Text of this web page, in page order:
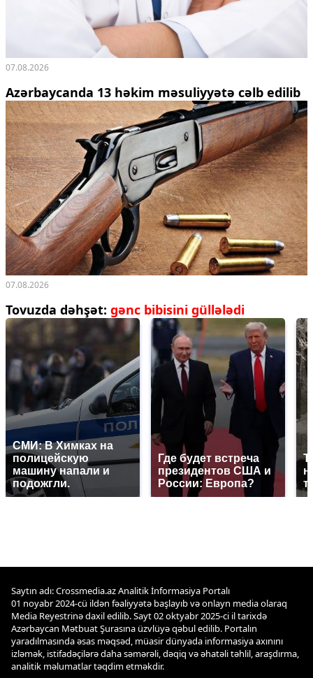
07.08.2026
Azərbaycanda 13 həkim məsuliyyətə cəlb edilib
07.08.2026
Tovuzda dəhşət: gənc bibisini güllələdi
СМИ: В Химках на
полицейскую
машину напали и
подожгли.
Где будет встреча
президентов США и
России: Европа?
Saytın adı: Crossmedia.az Analitik İnformasiya Portalı
01 noyabr 2024-cü ildən fəaliyyətə başlayıb və onlayn media olaraq
Media Reyestrinə daxil edilib. Sayt 02 oktyabr 2025-ci il tarixdə
Azərbaycan Mətbuat Şurasına üzvlüyə qəbul edilib. Portalın
yaradılmasında əsas məqsəd, müasir dünyada informasiya axınını
izləmək, istifadəçilərə daha səmərəli, dəqiq və əhatəli təhlil, araşdırma,
analitik məlumatlar təqdim etməkdir.